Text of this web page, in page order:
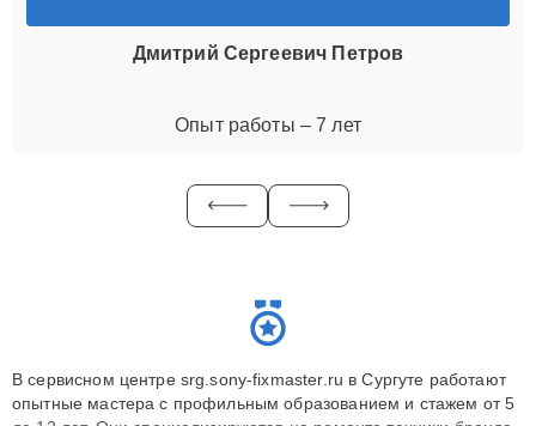
Дмитрий Сергеевич Петров
Опыт работы – 7 лет
В сервисном центре srg.sony-fixmaster.ru в Сургуте работают
опытные мастера с профильным образованием и стажем от 5